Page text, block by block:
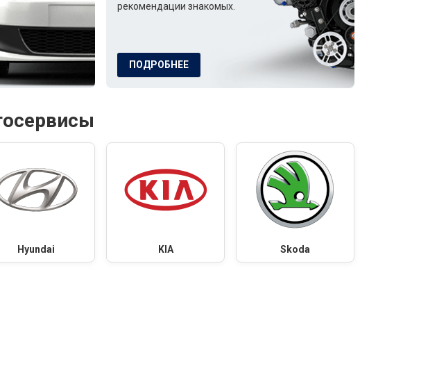
рекомендации знакомых.
ПОДРОБНЕЕ
Hyundai KIA Skoda